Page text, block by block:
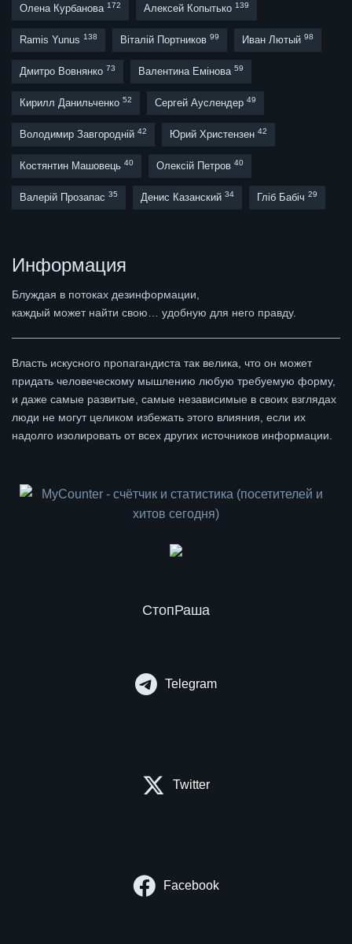
Олена Курбанова 172 Алексей Копытько 139
Ramis Yunus 138 Віталій Портников 99 Иван Лютый 98
Дмитро Вовнянко 73 Валентина Емінова 59
Кирилл Данильченко 52 Сергей Ауслендер 49
Володимир Завгородній 42 Юрий Христензен 42
Костянтин Машовець 40 Олексій Петров 40
Валерій Прозапас 35 Денис Казанский 34 Гліб Бабіч 29
Информация
Блуждая в потоках дезинформации,
каждый может найти свою… удобную для него правду.
Власть искусного пропагандиста так велика, что он может
придать человеческому мышлению любую требуемую форму,
и даже самые развитые, самые независимые в своих взглядах
люди не могут целиком избежать этого влияния, если их
надолго изолировать от всех других источников информации.
СтопРаша
Telegram
Twitter
Facebook